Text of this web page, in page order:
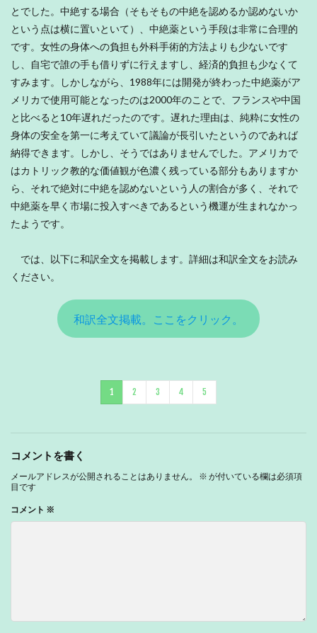
とでした。中絶する場合（そもそもの中絶を認めるか認めないか
という点は横に置いといて）、中絶薬という手段は非常に合理的
です。女性の身体への負担も外科手術的方法よりも少ないです
し、自宅で誰の手も借りずに行えますし、経済的負担も少なくて
すみます。しかしながら、1988年には開発が終わった中絶薬がア
メリカで使用可能となったのは2000年のことで、フランスや中国
と比べると10年遅れだったのです。遅れた理由は、純粋に女性の
身体の安全を第一に考えていて議論が長引いたというのであれば
納得できます。しかし、そうではありませんでした。アメリカで
はカトリック教的な価値観が色濃く残っている部分もありますか
ら、それで絶対に中絶を認めないという人の割合が多く、それで
中絶薬を早く市場に投入すべきであるという機運が生まれなかっ
たようです。
では、以下に和訳全文を掲載します。詳細は和訳全文をお読み
ください。
和訳全文掲載。ここをクリック。
1 2 3 4 5
コメントを書く
メールアドレスが公開されることはありません。 ※ が付いている欄は必須項
目です
コメント ※